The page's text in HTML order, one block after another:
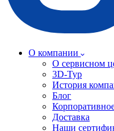
О компании
О сервисном
3D-Тур
История
Блог
Доставка
Наши